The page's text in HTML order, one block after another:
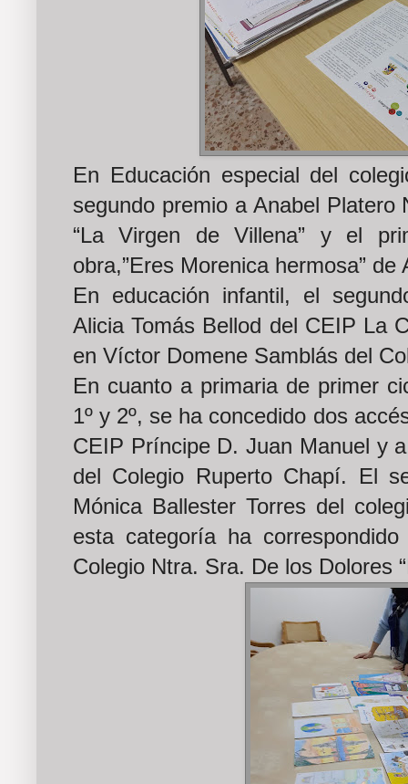
En Educación especial del
segundo premio a Anabel Platero
“La Virgen de Villena” y el
obra,”Eres Morenica hermosa”
En educación infantil, el
Alicia Tomás Bellod del CEIP La
en Víctor Domene Samblás del
En cuanto a primaria de primer
1º y 2º, se ha concedido dos
CEIP Príncipe D. Juan Manuel y
del Colegio Ruperto Chapí. El
Mónica Ballester Torres del
esta categoría ha
Colegio Ntra. Sra. De los Dolores